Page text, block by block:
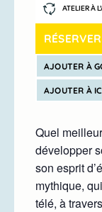
ATELIER À
AJOUTER À
AJOUTER À
Quel
développer
son esprit
mythique,
télé, à